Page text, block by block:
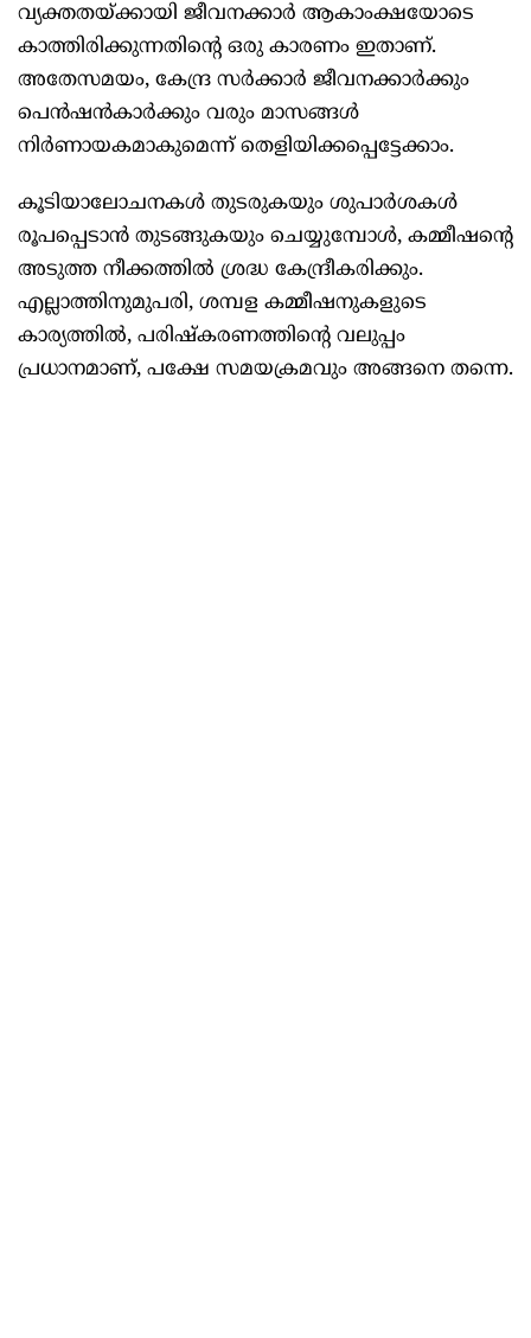
വ്യക്തതയ്ക്കായി ജീവനക്കാർ ആകാംക്ഷയോടെ
കാത്തിരിക്കുന്നതിന്റെ ഒരു കാരണം ഇതാണ്.
അതേസമയം, കേന്ദ്ര സർക്കാർ ജീവനക്കാർക്കും
പെൻഷൻകാർക്കും വരും മാസങ്ങൾ
നിർണായകമാകുമെന്ന് തെളിയിക്കപ്പെട്ടേക്കാം.
കൂടിയാലോചനകൾ തുടരുകയും ശുപാർശകൾ
രൂപപ്പെടാൻ തുടങ്ങുകയും ചെയ്യുമ്പോൾ, കമ്മീഷന്റെ
അടുത്ത നീക്കത്തിൽ ശ്രദ്ധ കേന്ദ്രീകരിക്കും.
എല്ലാത്തിനുമുപരി, ശമ്പള കമ്മീഷനുകളുടെ
കാര്യത്തിൽ, പരിഷ്കരണത്തിന്റെ വലുപ്പം
പ്രധാനമാണ്, പക്ഷേ സമയക്രമവും അങ്ങനെ തന്നെ.